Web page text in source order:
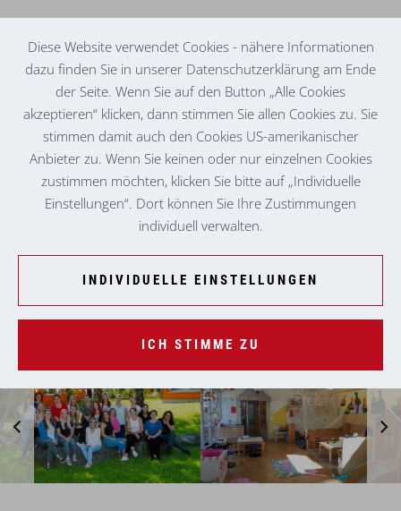
KINDERKRIPPE
KAPFENBERG
Diese Website verwendet Cookies - nähere Informationen
dazu finden Sie in unserer Datenschutzerklärung am Ende
der Seite. Wenn Sie auf den Button „Alle Cookies
akzeptieren“ klicken, dann stimmen Sie allen Cookies zu. Sie
stimmen damit auch den Cookies US-amerikanischer
Anbieter zu. Wenn Sie keinen oder nur einzelnen Cookies
zustimmen möchten, klicken Sie bitte auf „Individuelle
Einstellungen“. Dort können Sie Ihre Zustimmungen
individuell verwalten.
INDIVIDUELLE EINSTELLUNGEN
ICH STIMME ZU